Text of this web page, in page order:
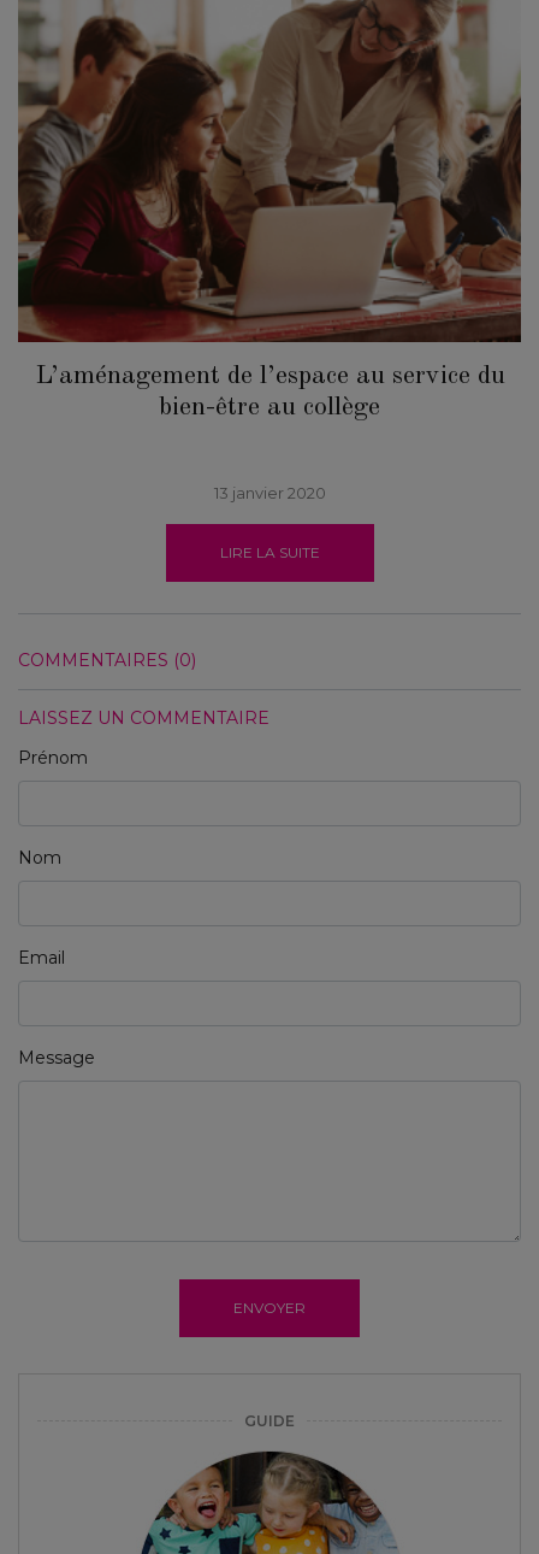
L’aménagement de l’espace au service du
bien-être au collège
13 janvier 2020
LIRE LA SUITE
COMMENTAIRES (0)
LAISSEZ UN COMMENTAIRE
Prénom
Nom
Email
Message
ENVOYER
GUIDE